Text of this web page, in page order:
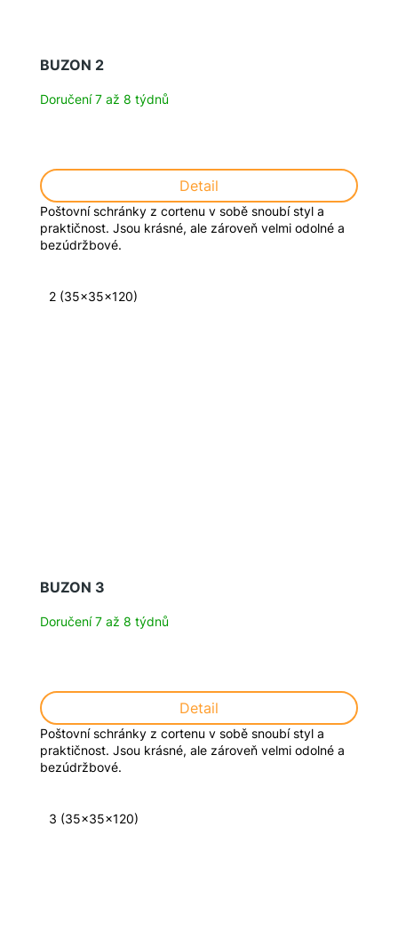
BUZON 2
Doručení 7 až 8 týdnů
Detail
Poštovní schránky z cortenu v sobě snoubí styl a
praktičnost. Jsou krásné, ale zároveň velmi odolné a
bezúdržbové.
2 (35x35x120)
BUZON 3
Doručení 7 až 8 týdnů
Detail
Poštovní schránky z cortenu v sobě snoubí styl a
praktičnost. Jsou krásné, ale zároveň velmi odolné a
bezúdržbové.
3 (35x35x120)